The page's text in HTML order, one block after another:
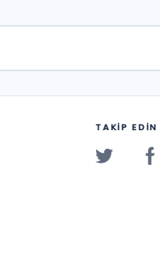
TAKİP EDİN